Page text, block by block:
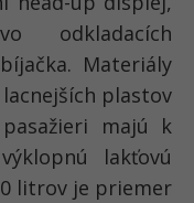
odkladacích
Materiály
plastov
majú k
lakťovú
litrov je priemer